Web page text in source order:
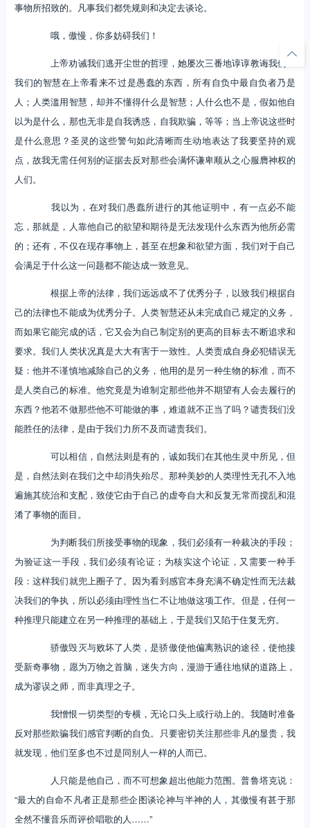
事物所招致的。凡事我们都凭规则和决定去谈论。
哦，傲慢，你多妨碍我们！
上帝劝诫我们逃开尘世的哲理，她屡次三番地谆谆教诲我们：
我们的智慧在上帝看来不过是愚蠢的东西，所有自负中最自负者乃是
人；人类滥用智慧，却并不懂得什么是智慧；人什么也不是，假如他自
以为是什么，那也无非是自我诱惑，自我欺骗，等等；当上帝说这些时
是什么意思？圣灵的这些警句如此清晰而生动地表达了我要坚持的观
点，故我无需任何别的证据去反对那些会满怀谦卑顺从之心服膺神权的
人们。
我以为，在对我们愚蠢所进行的其他证明中，有一点必不能
忘，那就是，人靠他自己的欲望和期待是无法发现什么东西为他所必需
的；还有，不仅在现存事物上，甚至在想象和欲望方面，我们对于自己
会满足于什么这一问题都不能达成一致意见。
根据上帝的法律，我们远远成不了优秀分子，以致我们根据自
己的法律也不能成为优秀分子。人类智慧还从未完成自己规定的义务，
而如果它能完成的话，它又会为自己制定别的更高的目标去不断追求和
要求。我们人类状况真是大大有害于一致性。人类责成自身必犯错误无
疑：他并不谨慎地减除自己的义务，他用的是另一种生物的标准，而不
是人类自己的标准。他究竟是为谁制定那些他并不期望有人会去履行的
东西？他若不做那些他不可能做的事，难道就不正当了吗？谴责我们没
能胜任的法律，是由于我们力所不及而谴责我们。
可以相信，自然法则是有的，诚如我们在其他生灵中所见，但
是，自然法则在我们之中却消失殆尽。那种美妙的人类理性无孔不入地
遍施其统治和支配，致使它由于自己的虚夸自大和反复无常而搅乱和混
淆了事物的面目。
为判断我们所接受事物的现象，我们必须有一种裁决的手段；
为验证这一手段，我们必须有论证；为核实这个论证，又需要一种手
段：这样我们就兜上圈子了。因为看到感官本身充满不确定性而无法裁
决我们的争执，所以必须由理性当仁不让地做这项工作。但是，任何一
种推理只能建立在另一种推理的基础上，于是我们又陷于住复无穷。
骄傲毁灭与败坏了人类，是骄傲使他偏离熟识的途径，使他接
受新奇事物，愿为万物之首脑，迷失方向，漫游于通往地狱的道路上，
成为谬误之师，而非真理之子。
我憎恨一切类型的专横，无论口头上或行动上的。我随时准备
反对那些欺骗我们感官判断的自负。只要密切关注那些非凡的显贵，我
就发现，他们至多也不过是同别人一样的人而已。
人只能是他自己，而不可想象超出他能力范围。普鲁塔克说：
“最大的自命不凡者正是那些企图谈论神与半神的人，其傲慢有甚于那
全然不懂音乐而评价唱歌的人……”